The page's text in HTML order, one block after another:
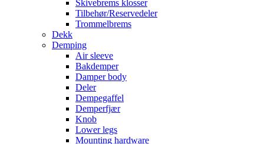
Skivebrems klosser
Tilbehør/Reservedeler
Trommelbrems
Dekk
Demping
Air sleeve
Bakdemper
Damper body
Deler
Dempegaffel
Demperfjær
Knob
Lower legs
Mounting hardware